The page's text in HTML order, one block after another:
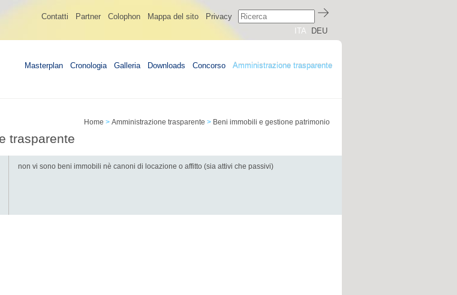
Contatti Partner Colophon Mappa del sito
Privacy
ITA
DEU
Masterplan Cronologia Galleria Downloads Concorso Amministrazione trasparente
Home > Amministrazione trasparente > Beni immobili e gestione patrimonio
trasparente
non vi sono beni immobili nè canoni di locazione o affitto (sia attivi che passivi)